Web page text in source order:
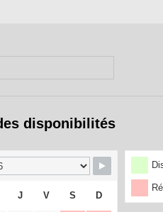
disponibilités
J V S D